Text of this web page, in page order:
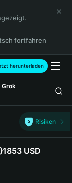
fortfahren
herunterladen
Grok
Risiken
USD